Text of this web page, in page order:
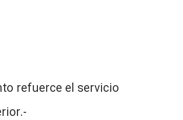
refuerce el servicio